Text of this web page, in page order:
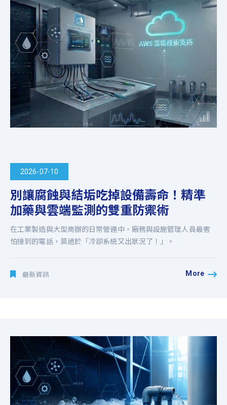
2026-07-10
別讓腐蝕與結垢吃掉設備壽命！精準
加藥與雲端監測的雙重防禦術
在工業製造與大型商辦的日常營運中，廠務與設施管理人員最害
怕接到的電話，莫過於「冷卻系統又出狀況了！」。
最新資訊 More